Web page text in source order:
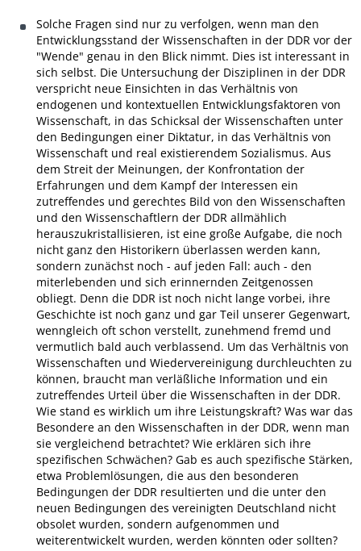
Solche Fragen sind nur zu verfolgen, wenn man den
Entwicklungsstand der Wissenschaften in der DDR vor der
"Wende" genau in den Blick nimmt. Dies ist interessant in
sich selbst. Die Untersuchung der Disziplinen in der DDR
verspricht neue Einsichten in das Verhältnis von
endogenen und kontextuellen Entwicklungsfaktoren von
Wissenschaft, in das Schicksal der Wissenschaften unter
den Bedingungen einer Diktatur, in das Verhältnis von
Wissenschaft und real existierendem Sozialismus. Aus
dem Streit der Meinungen, der Konfrontation der
Erfahrungen und dem Kampf der Interessen ein
zutreffendes und gerechtes Bild von den Wissenschaften
und den Wissenschaftlern der DDR allmählich
herauszukristallisieren, ist eine große Aufgabe, die noch
nicht ganz den Historikern überlassen werden kann,
sondern zunächst noch - auf jeden Fall: auch - den
miterlebenden und sich erinnernden Zeitgenossen
obliegt. Denn die DDR ist noch nicht lange vorbei, ihre
Geschichte ist noch ganz und gar Teil unserer Gegenwart,
wenngleich oft schon verstellt, zunehmend fremd und
vermutlich bald auch verblassend. Um das Verhältnis von
Wissenschaften und Wiedervereinigung durchleuchten zu
können, braucht man verläßliche Information und ein
zutreffendes Urteil über die Wissenschaften in der DDR.
Wie stand es wirklich um ihre Leistungskraft? Was war das
Besondere an den Wissenschaften in der DDR, wenn man
sie vergleichend betrachtet? Wie erklären sich ihre
spezifischen Schwächen? Gab es auch spezifische Stärken,
etwa Problemlösungen, die aus den besonderen
Bedingungen der DDR resultierten und die unter den
neuen Bedingungen des vereinigten Deutschland nicht
obsolet wurden, sondern aufgenommen und
weiterentwickelt wurden, werden könnten oder sollten?